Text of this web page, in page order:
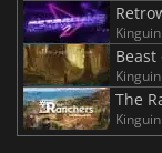
Kinguin
Kinguin
The
Kinguin